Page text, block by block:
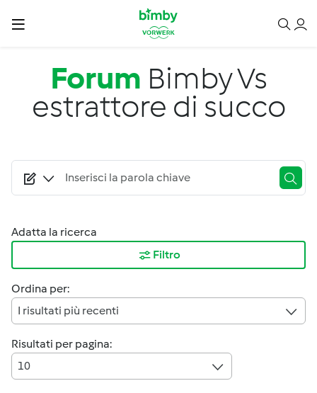
Salta al contenuto principale
Forum Bimby Vs
estrattore di succo
Adatta la ricerca
Filtro
Ordina per:
I risultati più recenti
Risultati per pagina:
10